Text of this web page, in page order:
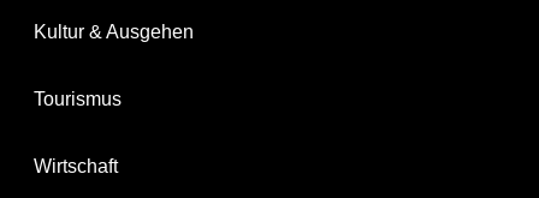
Kultur & Ausgehen
Tourismus
Wirtschaft